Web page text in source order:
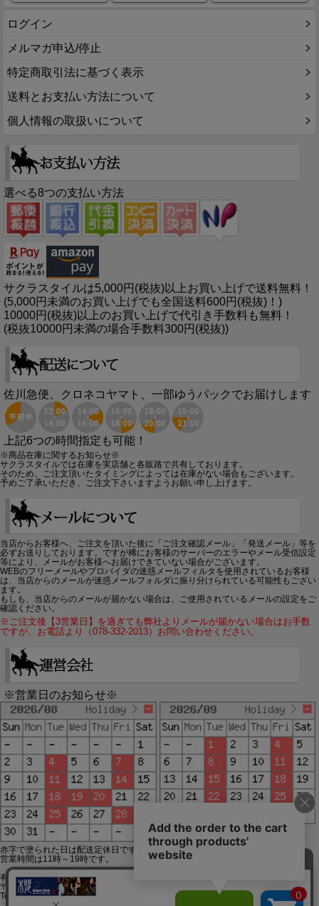
ログイン
メルマガ申込/停止
特定商取引法に基づく表示
送料とお支払い方法について
個人情報の取扱いについて
選べる8つの支払い方法
サクラスタイルは5,000円(税抜)以上お買い上げで送料無料！
(5,000円未満のお買い上げでも全国送料600円(税抜)！)
10000円(税抜)以上のお買い上げで代引き手数料も無料！
(税抜10000円未満の場合手数料300円(税抜))
佐川急便、クロネコヤマト、一部ゆうパックでお届けします
上記6つの時間指定も可能！
※商品在庫に関するお知らせ※
サクラスタイルでは在庫を実店舗と各販路で共有しております。
そのため、ご注文頂いたタイミングによっては在庫がない場合もございます。
予めご了承いただき、ご注文下さいますようお願い申し上げます。
当店からお客様へ、ご注文を頂いた後に「ご注文確認メール」「発送メール」等を
必ずお送りしております。ですが稀にお客様のサーバーのエラーやメール受信設定
等により、メールがお客様へお届けできていない場合がございます。
WEBのフリーメールやプロバイダの迷惑メールフィルタを使用されているお客様
は、当店からのメールが迷惑メールフォルダに振り分けられている可能性もござい
ます。
もしも、当店からのメールが届かない場合は、ご使用されているメールの設定をご
確認ください。
※ご注文後【3営業日】を過ぎても弊社よりメールが届かない場合はお手数
ですが、お電話より（078-332-2013）お問い合わせください。
※営業日のお知らせ※
赤字で塗られた日は配送定休日です。
営業時間は11時～19時です。
有限会社ジップジップ SakuraStyle通販事業部
〒650-0021 神戸市中央区三宮町3-9-19イトウビル1,4F
Tel:078-332-2013 FAX:078-333-6644